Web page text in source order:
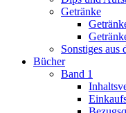
Getränke
Sonstiges aus
Bücher
Band 1